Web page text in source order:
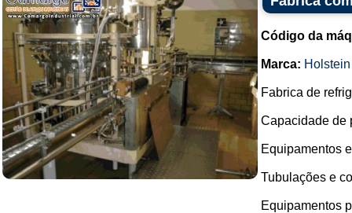
Código da
Marca:
Fabrica de
Capacidade de
Equipamentos
Tubulações e
Equipamentos